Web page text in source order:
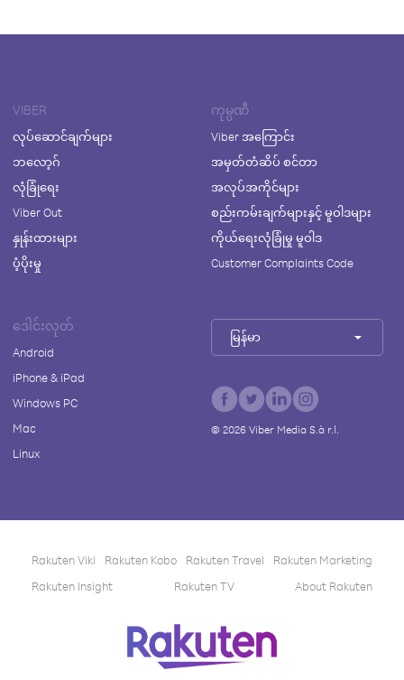
VIBER
လုပ်ဆောင်ချက်များ
ဘလော့ဂ်
လုံခြုံရေး
Viber Out
နှုန်းထားများ
ပံ့ပိုးမှု
ကုမ္ပဏီ
Viber အကြောင်း
အမှတ်တံဆိပ် စင်တာ
အလုပ်အကိုင်များ
စည်းကမ်းချက်များနှင့် မူဝါဒများ
ကိုယ်ရေးလုံခြုံမှု မူဝါဒ
Customer Complaints Code
ဒေါင်းလုတ်
Android
iPhone & iPad
Windows PC
Mac
Linux
မြန်မာ
© 2026Viber Media S.à r.l.
Rakuten Viki Rakuten Kobo Rakuten Travel
Rakuten Marketing
Rakuten Insight
Rakuten TV About Rakuten